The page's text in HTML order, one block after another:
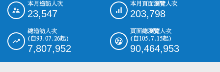
::: 本月造訪人次
23,547
本月頁面瀏覽人次
203,798
總造訪人次
(自93.07.26起)
7,807,952
頁面總瀏覽人次
(自105.7.15起)
90,464,953